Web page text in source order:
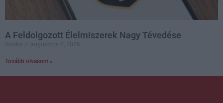
A Feldolgozott Élelmiszerek Nagy Tévedése
Tovább olvasom »